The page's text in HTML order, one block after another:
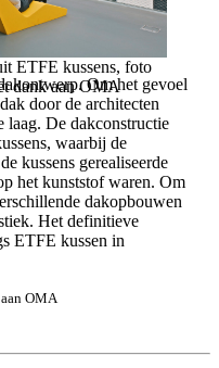
ETFE kussens, foto
dank aan OMAOm het gevoel
door de architecten
laag. De dakconstructie
waarbij de
kussens gerealiseerde
het kunststof waren. Om
dakopbouwen
Het definitieve
ETFE kussen in
OMA